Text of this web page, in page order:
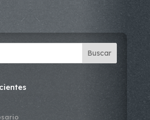
Buscar